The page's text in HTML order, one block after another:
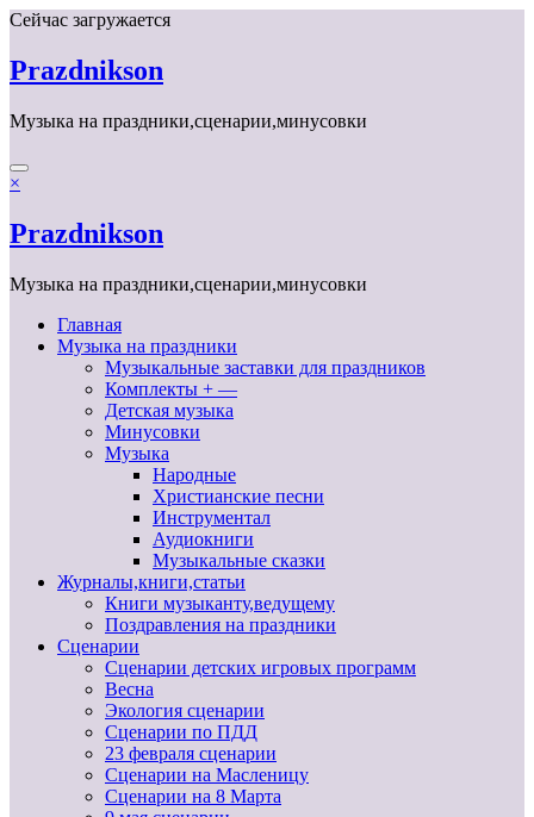
Перейти
содержимому
Сейчас загружается
Prazdnikson
Музыка на праздники,сценарии,минусовки
×
Prazdnikson
Музыка на праздники,сценарии,минусовки
Главная
Музыка на праздники
Музыкальные заставки для праздников
Комплекты + —
Детская музыка
Минусовки
Музыка
Народные
Христианские песни
Инструментал
Аудиокниги
Музыкальные сказки
Журналы,книги,статьи
Книги музыканту,ведущему
Поздравления на праздники
Сценарии
Сценарии детских игровых программ
Весна
Экология сценарии
Сценарии по ПДД
23 февраля сценарии
Сценарии на Масленицу
Сценарии на 8 Марта